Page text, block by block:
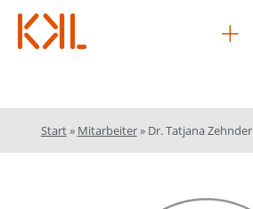
Start» Mitarbeiter» Dr. Tatjana Zehnder